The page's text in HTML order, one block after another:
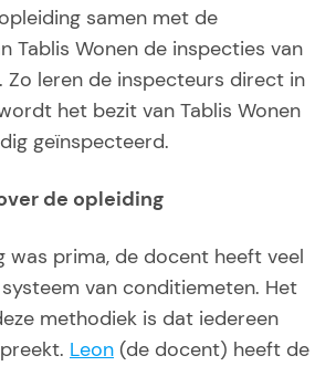
samen met de
Tablis Wonen de inspecties van
Zo leren de inspecteurs direct in
het bezit van Tablis Wonen
geïnspecteerd.
de opleiding
was prima, de docent heeft veel
van conditiemeten. Het
methodiek is dat iedereen
Leon (de docent) heeft de